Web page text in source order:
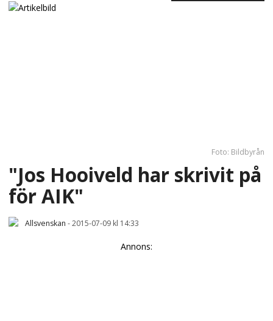
Foto: Bildbyrån
"Jos Hooiveld har skrivit på
för AIK"
Allsvenskan -2015-07-09 kl 14:33
Annons: